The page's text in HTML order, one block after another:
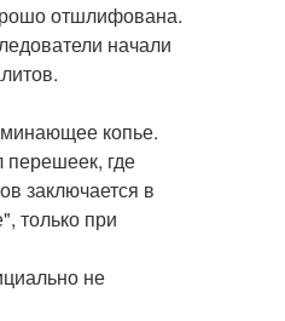
отшлифована.
начали
копье.
перешеек, где
заключается в
только при
не